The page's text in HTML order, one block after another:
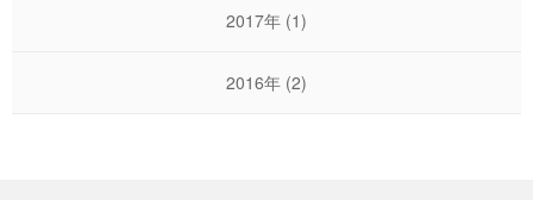
2017年 (1)
2016年 (2)